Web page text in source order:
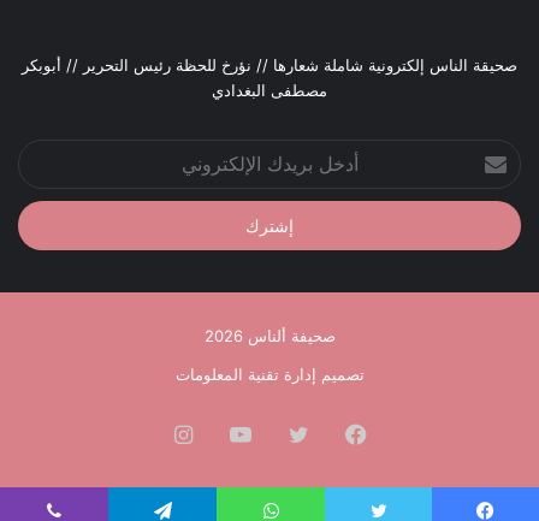
صحيقة الناس إلكترونية شاملة شعارها // نؤرخ للحظة رئيس التحرير // أبوبكر
مصطفى البغدادي
أدخل
بريدك
الإلكتروني
صحيفة ألناس 2026
تصميم إدارة تقنية المعلومات
فيسبوك تويتر يوتيوب